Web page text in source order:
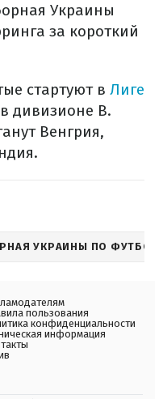
Украины
за короткий
стартуют в Лиге
в дивизионе В.
Венгрия,
УКРАИНЫ ПО
пользования
конфиденциальности
информация